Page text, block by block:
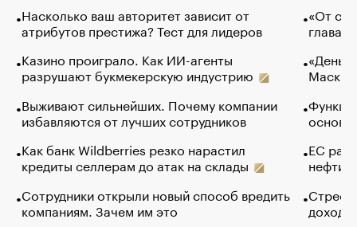
Насколько ваш авторитет зависит от
атрибутов престижа? Тест для лидеров
Казино проиграло. Как ИИ-агенты
разрушают букмекерскую индустрию
Выживают сильнейших. Почему компании
избавляются от лучших сотрудников
Как банк Wildberries резко нарастил
кредиты селлерам до атак на склады
Сотрудники открыли новый способ вредить
компаниям. Зачем им это
«От
глава
Маск в
основ
ЕС
нефти